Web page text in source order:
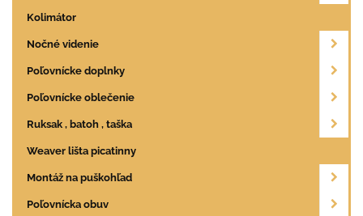
Kolimátor
Nočné videnie
Poľovnícke doplnky
Poľovnícke oblečenie
Ruksak , batoh , taška
Weaver lišta picatinny
Montáž na puškohľad
Poľovnícka obuv